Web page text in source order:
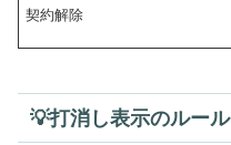
契約解除
💡打消し表示のルール